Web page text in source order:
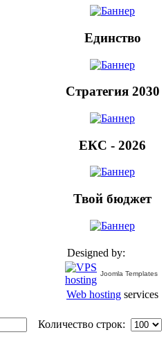
Единство
Стратегия 2030
ЕКС - 2026
Твой бюджет
Designed by:
Joomla Templates
Web hosting services
Количество строк: